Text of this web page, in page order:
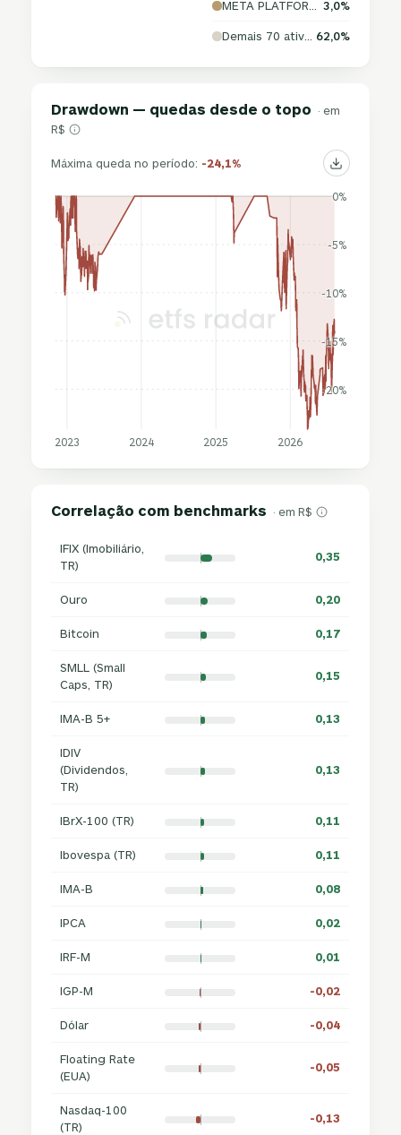
3,0%
62,0%
Drawdown — quedas desde o topo · em
R$
Máxima queda no período: -24,1%
-20%
-15%
-10%
-5%
0%
2023 2024 2025 2026
Correlação com benchmarks · em R$
IFIX (Imobiliário,
TR)
0,35
Ouro 0,20
Bitcoin 0,17
SMLL (Small
Caps, TR)
0,15
IMA-B 5+ 0,13
IDIV
(Dividendos,
TR)
0,13
IBrX-100 (TR) 0,11
Ibovespa (TR) 0,11
IMA-B 0,08
IPCA 0,02
IRF-M 0,01
IGP-M -0,02
Dólar -0,04
Floating Rate
(EUA)
-0,05
Nasdaq-100
(TR)
-0,13